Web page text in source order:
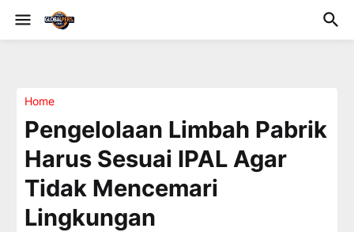
Home
Pengelolaan Limbah Pabrik
Harus Sesuai IPAL Agar
Tidak Mencemari
Lingkungan